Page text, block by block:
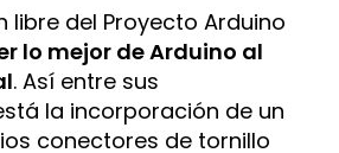
libre del Proyecto Arduino
lo mejor de Arduino al
. Así entre sus
la incorporación de un
conectores de tornillo